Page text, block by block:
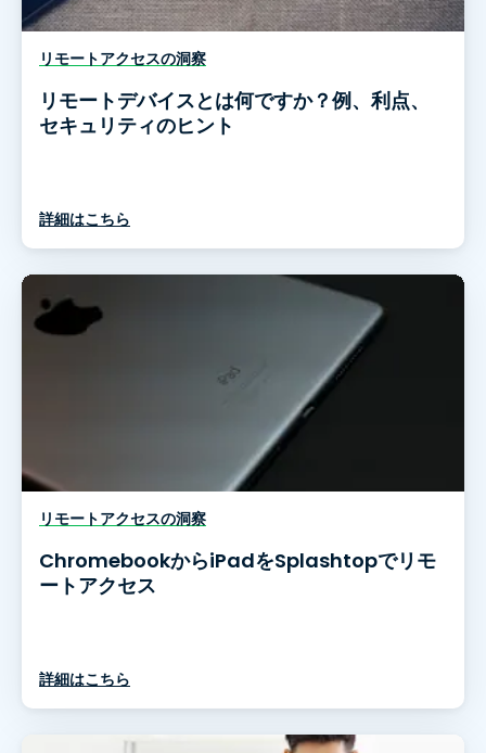
リモートアクセスの洞察
リモートデバイスとは何ですか？例、利点、
セキュリティのヒント
詳細はこちら
リモートアクセスの洞察
ChromebookからiPadをSplashtopでリモ
ートアクセス
詳細はこちら